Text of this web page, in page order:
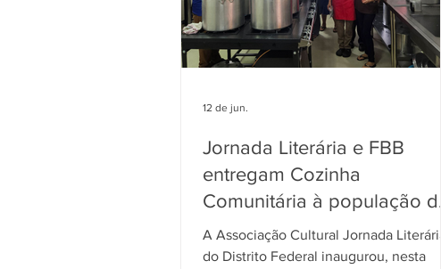
Jornada Literária e FBB
entregam Cozinha
Comunitária à população do
Paranoá e Itapoã
A Associação Cultural Jornada Literária
do Distrito Federal inaugurou, nesta
12 de jun.